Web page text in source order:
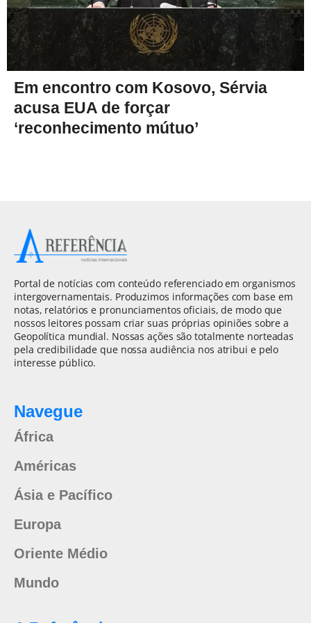
Em encontro com Kosovo, Sérvia
acusa EUA de forçar
‘reconhecimento mútuo’
Portal de notícias com conteúdo referenciado em organismos
intergovernamentais. Produzimos informações com base em
notas, relatórios e pronunciamentos oficiais, de modo que
nossos leitores possam criar suas próprias opiniões sobre a
Geopolítica mundial. Nossas ações são totalmente norteadas
pela credibilidade que nossa audiência nos atribui e pelo
interesse público.
Navegue
África
Américas
Ásia e Pacífico
Europa
Oriente Médio
Mundo